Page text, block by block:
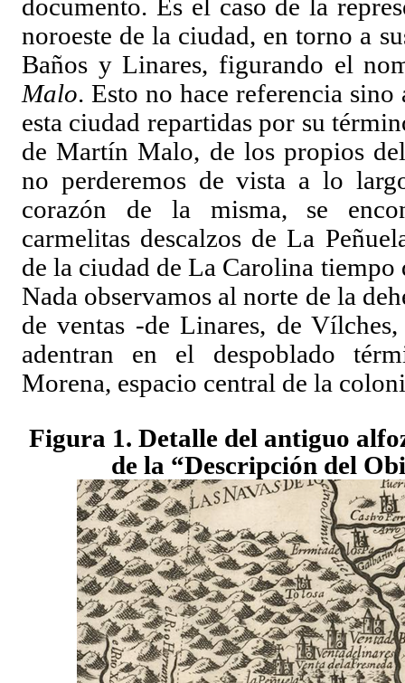
documento. Es el caso de la
noroeste de la ciudad, en torno a
Baños y Linares, figurando el
Malo. Esto no hace referencia sino
esta ciudad repartidas por su
de Martín Malo, de los propios
no perderemos de vista a lo
corazón de la misma, se
carmelitas descalzos de La
de la ciudad de La Carolina tiempo
Nada observamos al norte de la
de ventas -de Linares, de
adentran en el despoblado
Morena, espacio central de la
Figura 1. Detalle del antiguo
de la “Descripción del